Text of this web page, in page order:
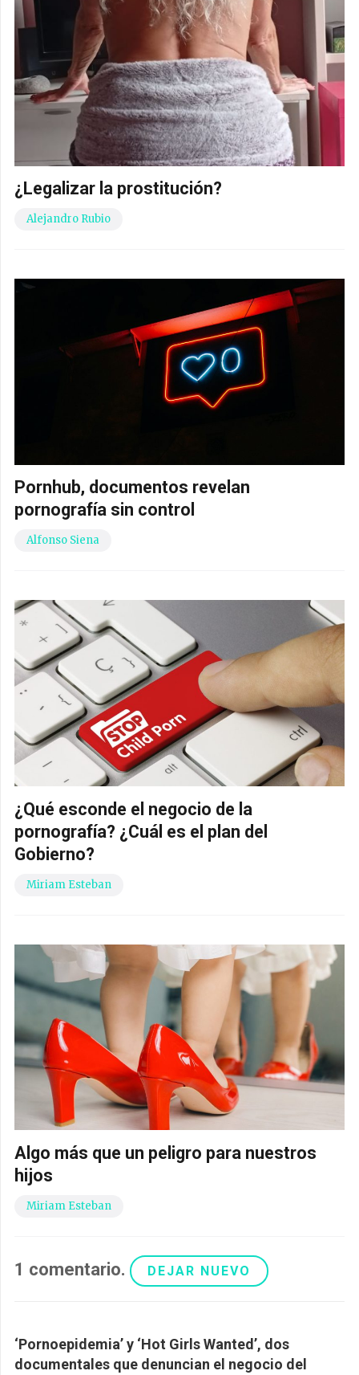
¿Legalizar la prostitución?
Alejandro Rubio
Pornhub, documentos revelan
pornografía sin control
Alfonso Siena
¿Qué esconde el negocio de la
pornografía? ¿Cuál es el plan del
Gobierno?
Miriam Esteban
Algo más que un peligro para nuestros
hijos
Miriam Esteban
1 comentario. DEJAR NUEVO
‘Pornoepidemia’ y ‘Hot Girls Wanted’, dos
documentales que denuncian el negocio del